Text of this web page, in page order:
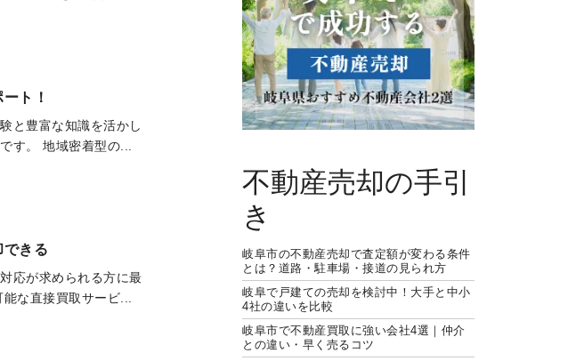
ト！
と豊富な知識を活かし
す。 地域密着型の...
できる
応が求められる方に最
な直接買取サービ...
不動産売却の手引
き
岐阜市の不動産売却で査定額が変わる条件
とは？道路・駐車場・接道の見られ方
岐阜で戸建ての売却を検討中！大手と中小
4社の違いを比較
岐阜市で不動産買取に強い会社4選｜仲介
との違い・早く売るコツ